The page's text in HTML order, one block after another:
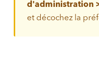
d'administration
et décochez la